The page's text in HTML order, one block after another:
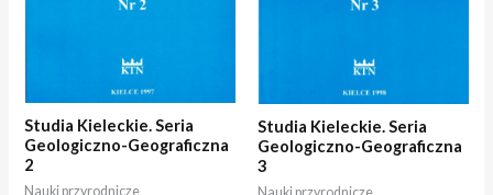
Studia Kieleckie. Seria
Geologiczno-Geograficzna
2
Nauki przyrodnicze
Studia Kieleckie. Seria
Geologiczno-Geograficzna
3